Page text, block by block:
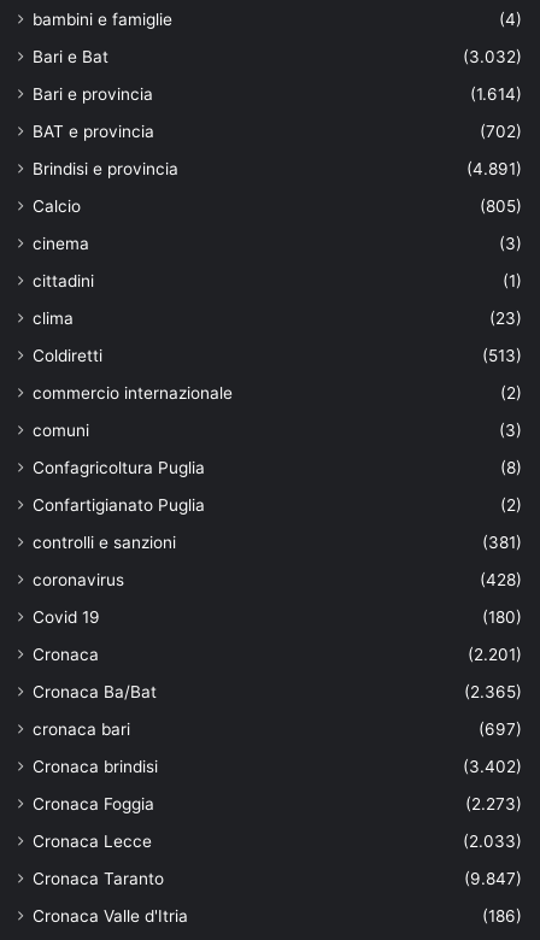
bambini e famiglie
(4)
Bari e Bat
(3.032)
Bari e provincia
(1.614)
BAT e provincia
(702)
Brindisi e provincia
(4.891)
Calcio
(805)
cinema
(3)
cittadini
(1)
clima
(23)
Coldiretti
(513)
commercio internazionale
(2)
comuni
(3)
Confagricoltura Puglia
(8)
Confartigianato Puglia
(2)
controlli e sanzioni
(381)
coronavirus
(428)
Covid 19
(180)
Cronaca
(2.201)
Cronaca Ba/Bat
(2.365)
cronaca bari
(697)
Cronaca brindisi
(3.402)
Cronaca Foggia
(2.273)
Cronaca Lecce
(2.033)
Cronaca Taranto
(9.847)
Cronaca Valle d'Itria
(186)